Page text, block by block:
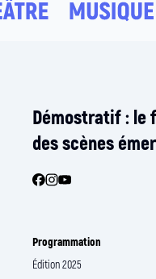
Démostratif : le
des scènes
Programmation
Édition 2025